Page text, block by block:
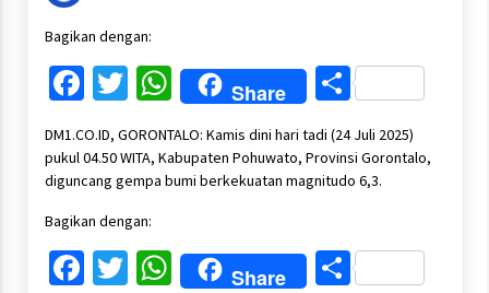
Bagikan dengan:
Facebook
Twitter
WhatsApp
Share Share
DM1.CO.ID, GORONTALO: Kamis dini hari tadi (24 Juli 2025)
pukul 04.50 WITA, Kabupaten Pohuwato, Provinsi Gorontalo,
diguncang gempa bumi berkekuatan magnitudo 6,3.
Bagikan dengan:
Facebook
Twitter
WhatsApp
Share Share